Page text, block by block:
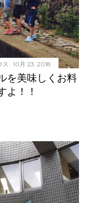
ス 10月 23, 2018
を美味しくお料
よ！！